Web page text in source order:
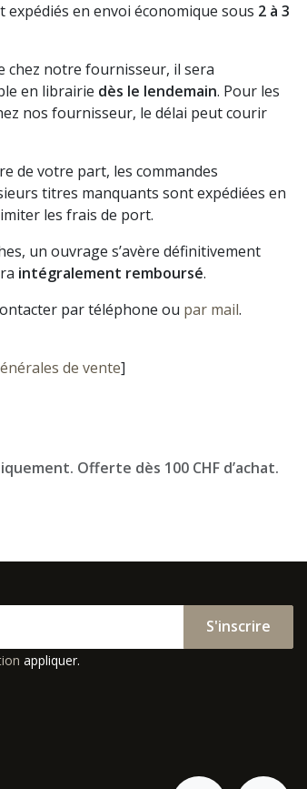
expédiés en envoi économique sous 2 à 3
chez notre fournisseur, il sera
en librairie dès le lendemain. Pour les
nos fournisseur, le délai peut courir
de votre part, les commandes
titres manquants sont expédiées en
les frais de port.
un ouvrage s’avère définitivement
intégralement remboursé.
par téléphone ou par mail.
de vente]
Offerte dès 100 CHF d’achat.
S'inscrire
appliquer.